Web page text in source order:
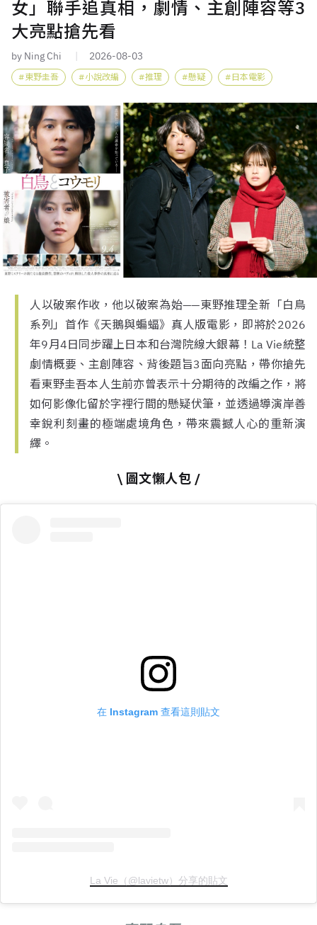
女」聯手追真相，劇情、主創陣容等3
大亮點搶先看
by Ning Chi 2026-08-03
東野圭吾 小說改編 推理 懸疑 日本電影
人以破案作收，他以破案為始——東野推理全新「白鳥
系列」首作《天鵝與蝙蝠》真人版電影，即將於2026
年9月4日同步躍上日本和台灣院線大銀幕！La Vie統整
劇情概要、主創陣容、背後題旨3面向亮點，帶你搶先
看東野圭吾本人生前亦曾表示十分期待的改編之作，將
如何影像化留於字裡行間的懸疑伏筆，並透過導演岸善
幸銳利刻畫的極端處境角色，帶來震撼人心的重新演
繹。
\ 圖文懶人包 /
在 Instagram 查看這則貼文
La Vie（@lavietw）分享的貼文